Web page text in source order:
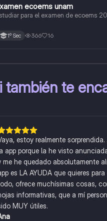
Español ecoems unam
para el examen de ecoems
1º Sec 366 16
también te
estoy realmente
app porque la he visto
me he quedado absolutamente
es LA AYUDA que quieres
ofrece muchísimas cosas,
informativas, que a mí
MUY útiles.